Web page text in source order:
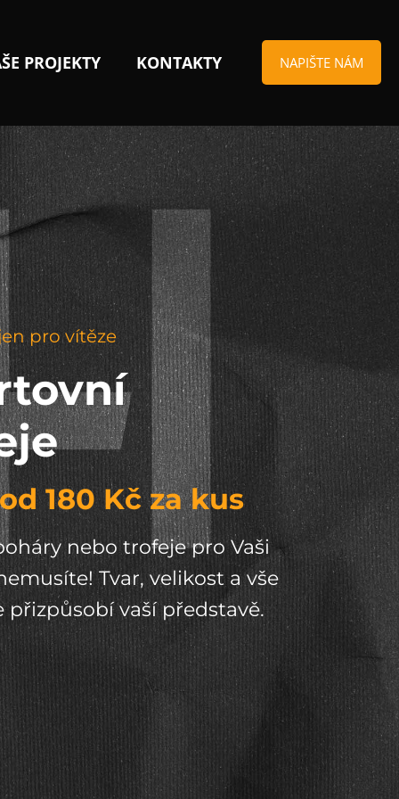
PROJEKTY KONTAKTY NAPIŠTE NÁM
pro vítěze
180 Kč za kus
nebo trofeje pro Vaši
Tvar, velikost a vše
přizpůsobí vaší představě.